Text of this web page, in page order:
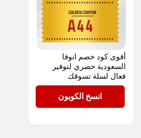
أقوى كود خصم انوفا
السعودية حصري لتوفير
فعال لسلة تسوقك
انسخ الكوبون